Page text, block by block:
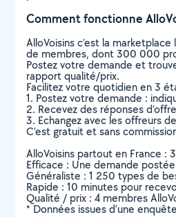
Comment fonctionne
AlloVoisins c’est la
de membres, dont 300 000
Postez votre demande et
rapport qualité/prix.
Facilitez votre quotidien en 3
1. Postez votre demande :
2. Recevez des réponses
3. Echangez avec les offreurs
C’est gratuit et sans
AlloVoisins partout en France :
Efficace : Une demande
Généraliste : 1 250 types de
Rapide : 10 minutes pour
Qualité / prix : 4 membres
* Données issues d’une